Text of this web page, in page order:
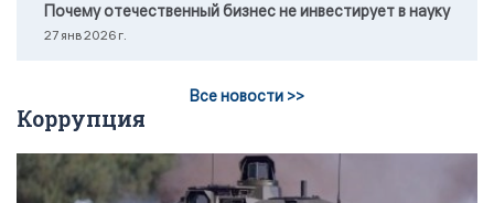
Почему отечественный бизнес не инвестирует в науку
27 янв 2026 г.
Все новости >>
Коррупция